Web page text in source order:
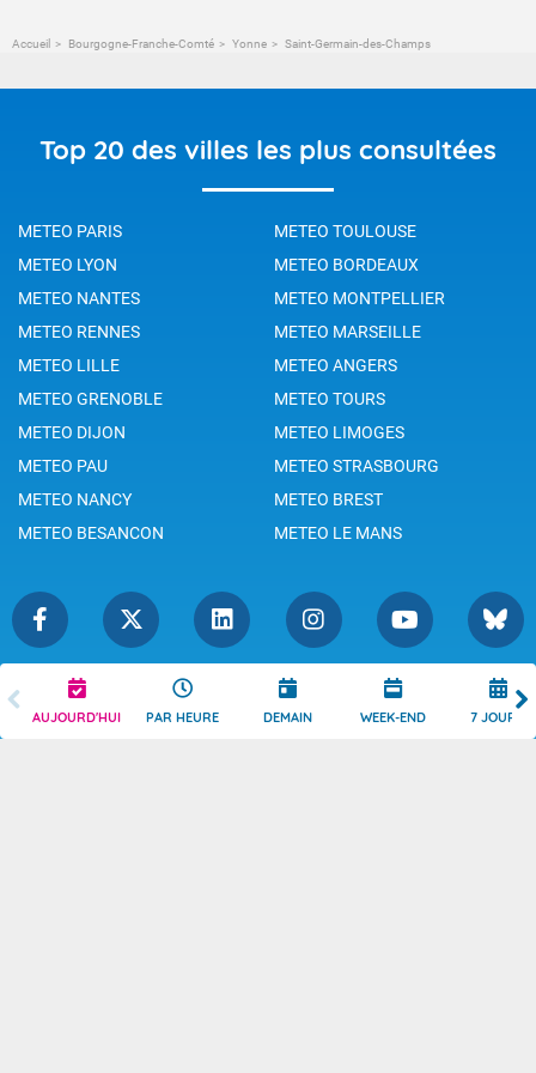
AUJOURD'HUI PAR HEURE DEMAIN WEEK-END 7 JOURS
Accueil Bourgogne-Franche-Comté Yonne Saint-Germain-des-Champs
Top 20 des villes les plus consultées
METEO PARIS
METEO TOULOUSE
METEO LYON
METEO BORDEAUX
METEO NANTES
METEO MONTPELLIER
METEO RENNES
METEO MARSEILLE
METEO LILLE
METEO ANGERS
METEO GRENOBLE
METEO TOURS
METEO DIJON
METEO LIMOGES
METEO PAU
METEO STRASBOURG
METEO NANCY
METEO BREST
METEO BESANCON
METEO LE MANS